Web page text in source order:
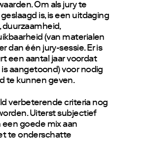
Om als jury te
is, is een uitdaging
duurzaamheid,
(van materialen
dan één jury-sessie. Er is
een aantal jaar voordat
aangetoond) voor nodig
te kunnen geven.
verbeterende criteria nog
Uiterst subjectief
goede mix aan
te onderschatte